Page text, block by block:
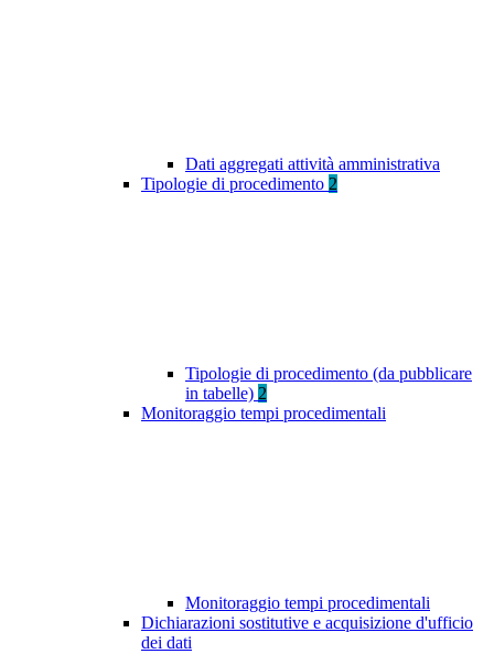
Dati aggregati attività amministrativa
Tipologie di procedimento 2
Tipologie di procedimento (da pubblicare
in tabelle) 2
Monitoraggio tempi procedimentali
Monitoraggio tempi procedimentali
Dichiarazioni sostitutive e acquisizione d'ufficio
dei dati